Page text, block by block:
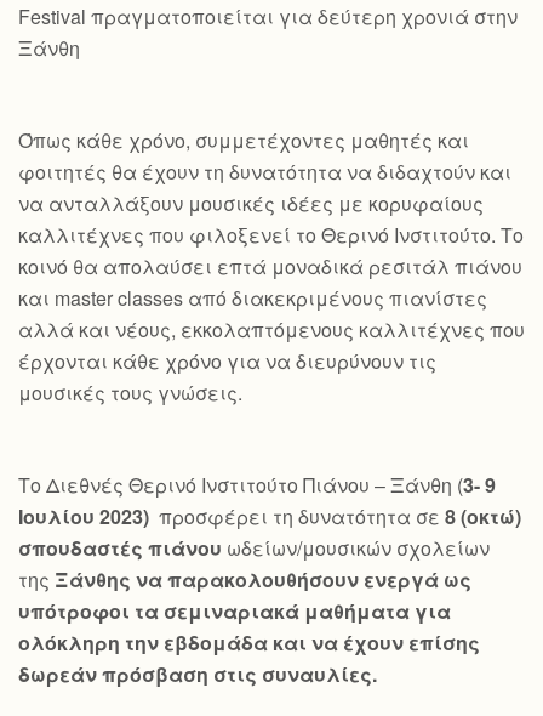
Festival πραγματοποιείται για δεύτερη χρονιά στην
Ξάνθη
Όπως κάθε χρόνο, συμμετέχοντες μαθητές και
φοιτητές θα έχουν τη δυνατότητα να διδαχτούν και
να ανταλλάξουν μουσικές ιδέες με κορυφαίους
καλλιτέχνες που φιλοξενεί το Θερινό Ινστιτούτο. Το
κοινό θα απολαύσει επτά μοναδικά ρεσιτάλ πιάνου
και master classes από διακεκριμένους πιανίστες
αλλά και νέους, εκκολαπτόμενους καλλιτέχνες που
έρχονται κάθε χρόνο για να διευρύνουν τις
μουσικές τους γνώσεις.
Το Διεθνές Θερινό Ινστιτούτο Πιάνου – Ξάνθη (3- 9
Ιουλίου 2023) προσφέρει τη δυνατότητα σε 8 (οκτώ)
σπουδαστές πιάνου ωδείων/μουσικών σχολείων
της Ξάνθης να παρακολουθήσουν ενεργά ως
υπότροφοι τα σεμιναριακά μαθήματα για
ολόκληρη την εβδομάδα και να έχουν επίσης
δωρεάν πρόσβαση στις συναυλίες.